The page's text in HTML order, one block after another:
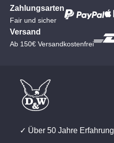
Zahlungsarten
Fair und sicher
Versand
Ab 150€ Versandkostenfrei
✓ Über 50 Jahre Erfahrung